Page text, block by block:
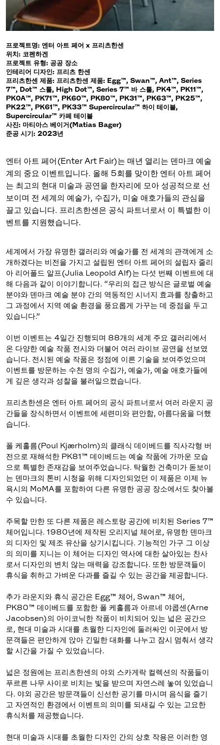
프로젝트명: 엔터 아트 페어 x 프리츠한센
위치: 코펜하겐
프로젝트 유형: 공공 장소
인테리어 디자인: 프리츠 한센
프리츠한센 제품: 프리츠한센 제품: Egg™, Swan™, Ant™, Series
7™, Dot™ 스툴, High Dot™, Series 7™ 바 스툴, PK4™, PK11™,
PK0A™, PK71™, PK60™, PK80™, PK31™, PK63™, PK25™,
PK22™, PK61™, PK33™ Supercircular™ 하이 테이블,
Supercircular™ 카페 테이블
사진: 마티아스 베이거(Matias Bager)
준공 시기: 2023년
엔터 아트 페어(Enter Art Fair)는 매년 열리는 덴마크 예술
계의 중요 이벤트입니다. 올해 5회를 맞이한 엔터 아트 페어
는 최고의 현대 미술과 공연을 한자리에 모아 성공적으로 선
보이며 전 세계의 예술가, 수집가, 미술 애호가들의 관심을
끌고 있습니다. 프리츠한센은 공식 파트너로서 이 특별한 이
벤트를 지원했습니다.
세계에서 가장 유명한 갤러리와 예술가를 전 세계의 관객에게 소
개하겠다는 비전을 가지고 설립된 엔터 아트 페어의 설립자 줄리
아 리어폴드 알프(Julia Leopold Alf)는 다섯 번째 이벤트에 대
해 다음과 같이 이야기합니다. “우리의 접근 방식은 글로벌 예술
분야와 덴마크 예술 분야 간의 역동적인 시너지 효과를 창출하고
그 과정에서 지역 예술 환경을 풍요롭게 가꾸는 데 중점을 두고
있습니다.”
이번 이벤트는 4일간 진행되며 88개의 세계 주요 갤러리에서
온 다양한 예술 작품 전시와 더불어 여러 라이브 공연을 선보였
습니다. 전시된 예술 작품은 정점에 이른 기술을 보여주었으며
이벤트를 방문하는 수천 명의 수집가, 예술가, 예술 애호가들에
게 깊은 생각과 성찰을 불러일으켰습니다.
프리츠한센은 엔터 아트 페어의 공식 파트너로서 여러 라운지 공
간들을 장식하면서 이벤트에 세련미와 편안함, 아름다움을 더했
습니다.
폴 케홀름(Poul Kjærholm)의 클래식 데이베드를 직사각형 버
전으로 재해석한 PK81™ 데이베드는 예술 작품에 가까운 모습
으로 특별한 존재감을 보여주었습니다. 탁월한 건축미가 돋보이
는 덴마크의 톤비 시청을 위해 디자인되었던 이 제품은 이제 뉴
욕시의 MoMA를 포함하여 다른 유명한 공공 장소에서도 찾아볼
수 있습니다.
주목할 만한 또 다른 제품은 레스토랑 공간에 비치된 Series 7™
체어입니다. 1980년에 제작된 오리지널 체어로, 유명한 덴마크
의 디자인 및 제조 유산을 상기시킵니다. 기능적인 가구 그 이상
의 의미를 지니는 이 체어는 디자인 역사에 대한 살아있는 찬사
로서 디자인의 변치 않는 매력을 강조합니다. 또한 방문객들이
휴식을 취하고 가벼운 다과를 즐길 수 있는 공간을 제공합니다.
추가 라운지와 휴식 공간은 Egg™ 체어, Swan™ 체어,
PK80™ 데이베드를 포함한 폴 케홀름과 아르네 야콥센(Arne
Jacobsen)의 아이코닉한 작품이 비치되어 있는 넓은 공간으
로, 현대 미술과 시대를 초월한 디자인에 둘러싸인 이곳에서 방
문객들은 편안하게 앉아 긴밀한 대화를 나누고 잠시 멈춰서 생각
할 시간을 가질 수 있었습니다.
넓은 정원에는 프리츠한센의 야외 스카게락 컬렉션의 작품들이
푸르른 나무 사이로 비치는 빛을 받으며 자연스레 놓여 있었습니
다. 야외 공간은 방문객들이 신선한 공기를 마시며 음식을 즐기
고 자연적인 환경에서 이벤트의 의미를 되새길 수 있는 고요한
휴식처를 제공했습니다.
현대 미술과 시대를 초월한 디자인 간의 상호 작용은 이러한 영